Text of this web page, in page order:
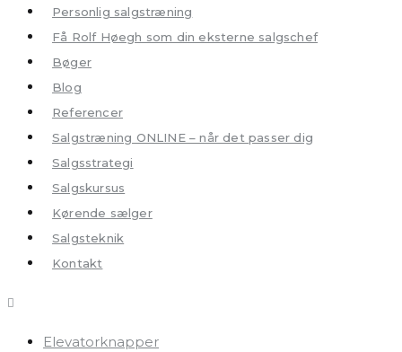
Personlig salgstræning
Få Rolf Høegh som din eksterne salgschef
Bøger
Blog
Referencer
Salgstræning ONLINE – når det passer dig
Salgsstrategi
Salgskursus
Kørende sælger
Salgsteknik
Kontakt
Elevatorknapper